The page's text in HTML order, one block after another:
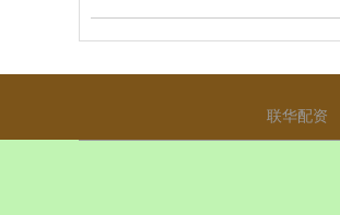
联华配资